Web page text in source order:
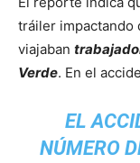
tráiler impactando
viajaban
Verde. En el
EL
NÚMERO